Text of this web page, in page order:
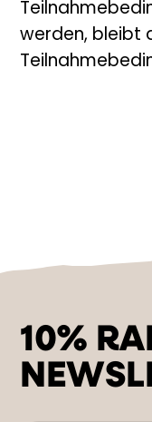
werden, bleibt
10%